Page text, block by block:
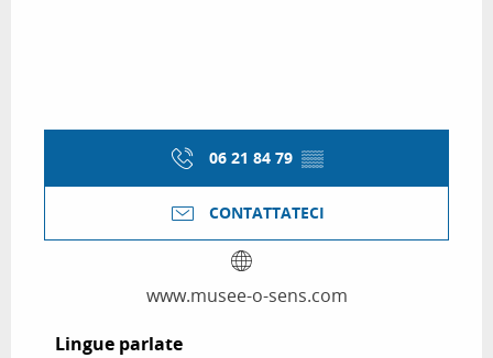
06 21 84 79 ▒▒
CONTATTATECI
www.musee-o-sens.com
Lingue parlate
Lingue parlate